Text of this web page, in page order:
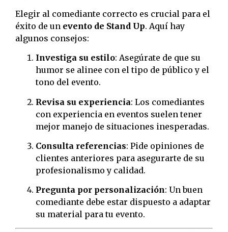
Elegir al comediante correcto es crucial para el
éxito de un evento de Stand Up. Aquí hay
algunos consejos:
Investiga su estilo: Asegúrate de que su
humor se alinee con el tipo de público y el
tono del evento.
Revisa su experiencia: Los comediantes
con experiencia en eventos suelen tener
mejor manejo de situaciones inesperadas.
Consulta referencias: Pide opiniones de
clientes anteriores para asegurarte de su
profesionalismo y calidad.
Pregunta por personalización: Un buen
comediante debe estar dispuesto a adaptar
su material para tu evento.